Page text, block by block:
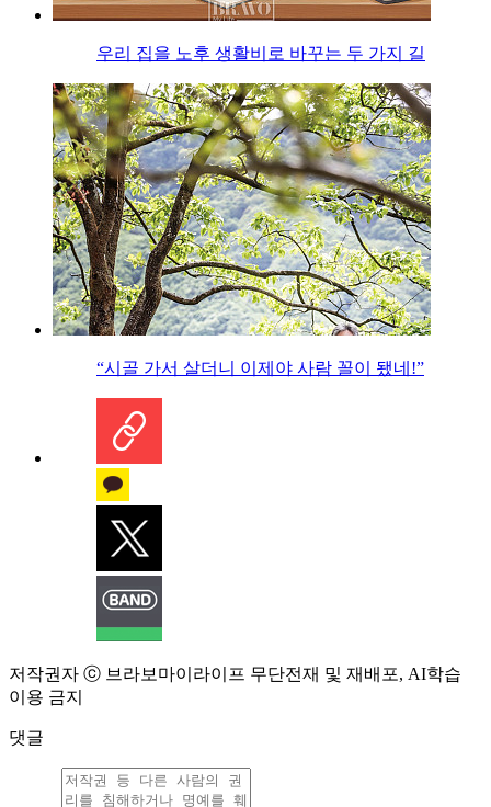
우리 집을 노후 생활비로 바꾸는 두 가지 길
“시골 가서 살더니 이제야 사람 꼴이 됐네!”
저작권자 ⓒ 브라보마이라이프 무단전재 및 재배포, AI학습
이용 금지
댓글